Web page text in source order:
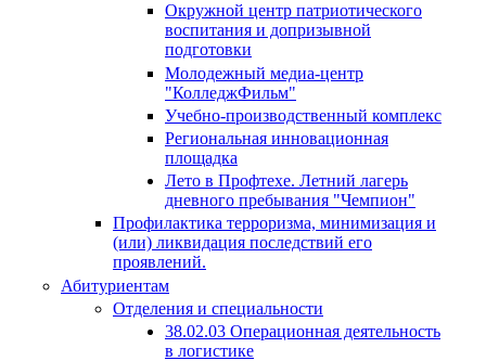
Окружной центр патриотического
воспитания и допризывной
подготовки
Молодежный медиа-центр
"КолледжФильм"
Учебно-производственный комплекс
Региональная инновационная
площадка
Лето в Профтехе. Летний лагерь
дневного пребывания "Чемпион"
Профилактика терроризма, минимизация и
(или) ликвидация последствий его
проявлений.
Абитуриентам
Отделения и специальности
38.02.03 Операционная деятельность
в логистике